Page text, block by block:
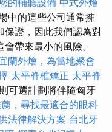
的輔聽設備 中式外燴
中的這些公司通常擁
保證，因此我們認為對
帶來最小的風險。
蘭外燴，為當地聚會
太平脊椎矯正 太平脊
可選計劃將伴隨匈牙
，尋找最適合的眼科
法律解決方案 台北牙